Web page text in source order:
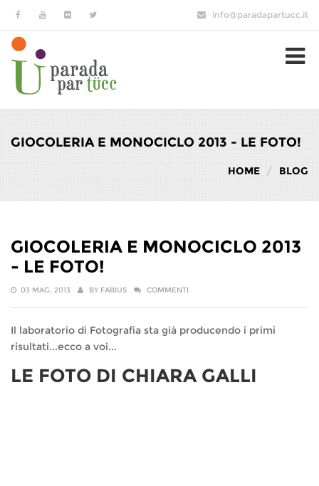
Salta al contenuto principale info@paradapartucc.it
GIOCOLERIA E MONOCICLO 2013 - LE FOTO!
HOME BLOG
GIOCOLERIA E MONOCICLO 2013
- LE FOTO!
03 MAG, 2013 BY FABIUS COMMENTI
Il laboratorio di Fotografia sta già producendo i primi
risultati...ecco a voi...
LE FOTO DI CHIARA GALLI